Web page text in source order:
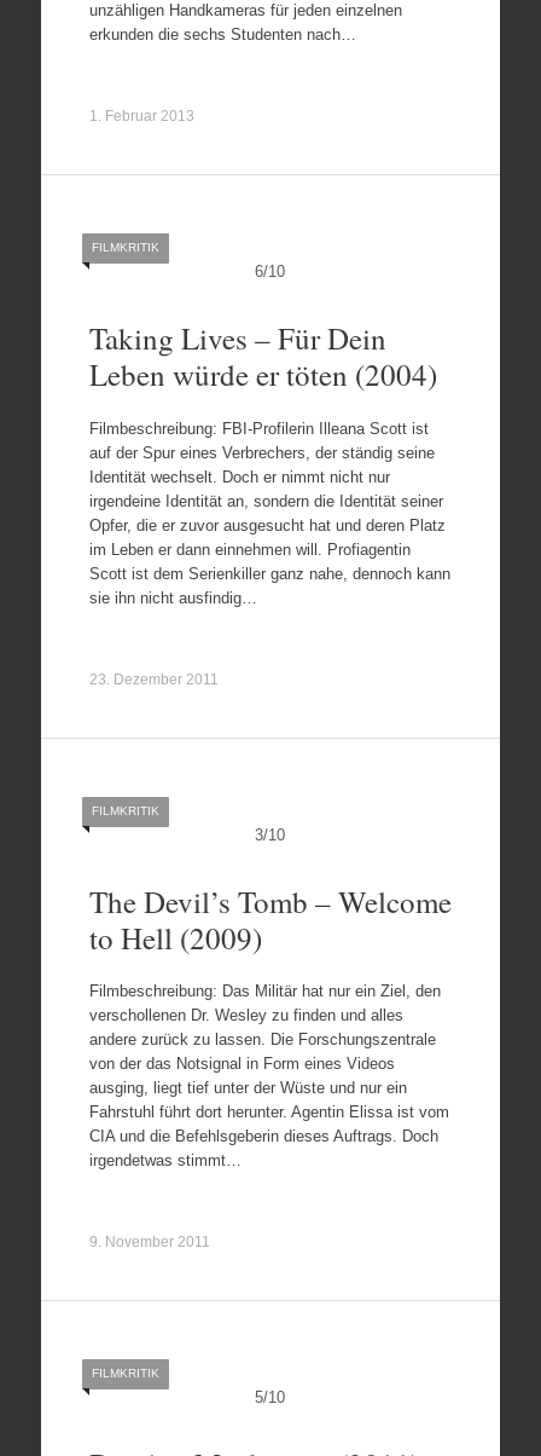
unzähligen Handkameras für jeden einzelnen
erkunden die sechs Studenten nach…
1. Februar 2013
6/10
FILMKRITIK
Taking Lives – Für Dein
Leben würde er töten (2004)
Filmbeschreibung: FBI-Profilerin Illeana Scott ist
auf der Spur eines Verbrechers, der ständig seine
Identität wechselt. Doch er nimmt nicht nur
irgendeine Identität an, sondern die Identität seiner
Opfer, die er zuvor ausgesucht hat und deren Platz
im Leben er dann einnehmen will. Profiagentin
Scott ist dem Serienkiller ganz nahe, dennoch kann
sie ihn nicht ausfindig…
23. Dezember 2011
3/10
FILMKRITIK
The Devil’s Tomb – Welcome
to Hell (2009)
Filmbeschreibung: Das Militär hat nur ein Ziel, den
verschollenen Dr. Wesley zu finden und alles
andere zurück zu lassen. Die Forschungszentrale
von der das Notsignal in Form eines Videos
ausging, liegt tief unter der Wüste und nur ein
Fahrstuhl führt dort herunter. Agentin Elissa ist vom
CIA und die Befehlsgeberin dieses Auftrags. Doch
irgendetwas stimmt…
9. November 2011
5/10
FILMKRITIK